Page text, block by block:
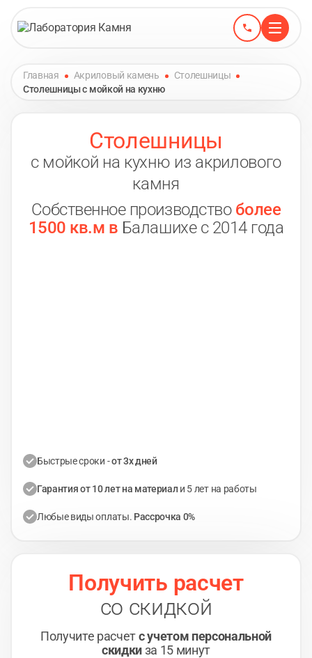
Главная Акриловый камень
Столешницы
Столешницы с мойкой на кухню
Столешницы
с мойкой на кухню из акрилового
камня
Собственное производство более
1500 кв.м в Балашихе с 2014 года
Быстрые сроки -от 3х дней
Гарантия от 10 лет на материал и 5 лет на работы
Любые виды оплаты. Рассрочка 0%
Получить расчет
со скидкой
Получите расчетс учетом персональной
скидкиза 15 минут